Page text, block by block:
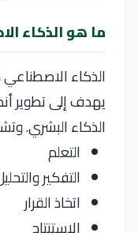
ما هو الذكاء
الذكاء
يهدف إلى تطوير
الذكاء البشري.
التعلم
التفكير
اتخاذ القرار